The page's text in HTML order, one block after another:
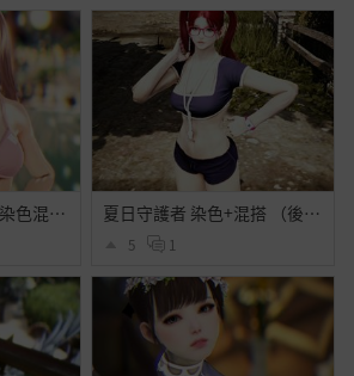
【夏日守護者】服裝染色混搭分享 夏日守護者 染色+混搭 （後面混了點別的發型）
5 1